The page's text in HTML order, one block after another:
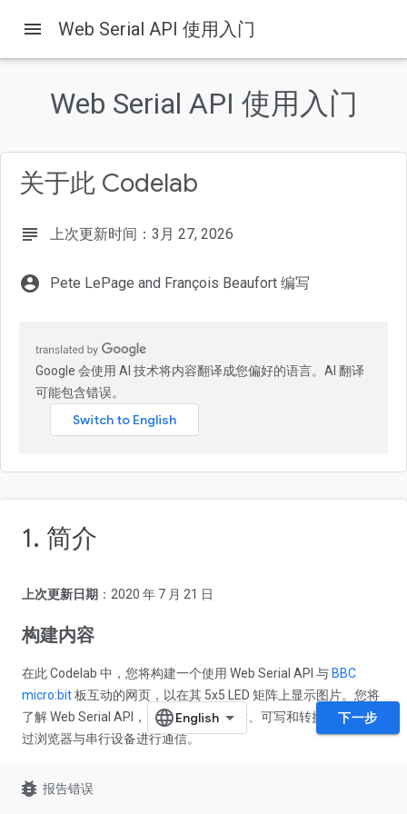
构建内容
学习内容
获取代码
检查是否支持 Web Serial API
menu Web Serial API 使用入门
Web Serial API 使用入门
关于此 Codelab
subject 上次更新时间：3月 27, 2026
account_circle Pete LePage and François Beaufort 编写
Google 会使用 AI 技术将内容翻译成您偏好的语言。AI 翻译
可能包含错误。
1. 简介
上次更新日期 ：2020 年 7 月 21 日
构建内容
在此 Codelab 中，您将构建一个使用 Web Serial API 与 BBC
micro:bit板互动的网页，以在其 5x5 LED 矩阵上显示图片。您将
了解 Web Serial API，以及如何使用可读、可写和转换数据流通
过浏览器与串行设备进行通信。
下一步
bug_report 报告错误